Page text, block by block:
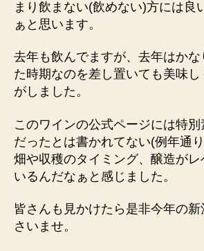
まり飲まない(飲めない)方には良
ぁと思います。
去年も飲んでますが、去年はかな
た時期なのを差し置いても美味
がしました。
このワインの公式ページには特
だったとは書かれてない(例年通
畑や収穫のタイミング、醸造がレ
いるんだなぁと感じました。
皆さんも見かけたら是非今年の
さいませ。